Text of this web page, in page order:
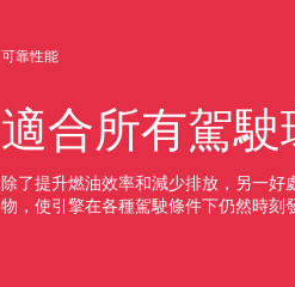
可靠性能
適合所有駕駛
除了提升燃油效率和減少排放，另一好
物，使引擎在各種駕駛條件下仍然時刻